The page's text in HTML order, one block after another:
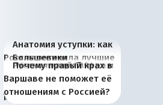
Анатомия уступки: как
Россия потеряла лучшие
рыбопромысловые
районы Баренцева
моря
Большевики
отличаются от «Яблока»
тем, что они -
победители
Киевская марионетка
Запада рассказала о
«переобувании» хозяев
В России назрели
перемены: 15 шагов к
суверенной экономике
Миграционный пожар
Европы
Россия начинает
сбрасывать балласт
Анкориджа
Россия зимой 1904
года: первые уступки во
внутренней политике
Русская нация вчера и
сегодня
Почему правый крах в
Варшаве не поможет её
отношениям с Россией?